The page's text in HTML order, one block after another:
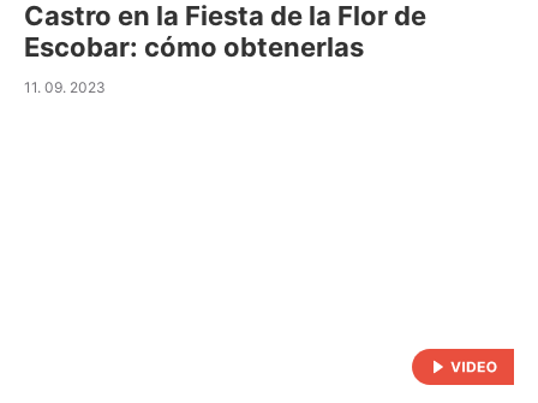
Castro en la Fiesta de la Flor de
Escobar: cómo obtenerlas
11. 09. 2023